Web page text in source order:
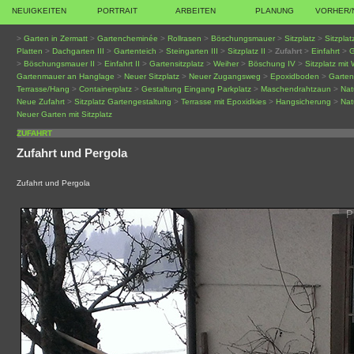
NEUIGKEITEN PORTRAIT ARBEITEN PLANUNG VORHER/
>Garten in Zermatt >Gartencheminée >Rollrasen >Böschungsmauer >Sitzplatz >
Platten >Dachgarten III >Gartenteich >Steingarten III >Sitzplatz II > Zufahrt >Einfahrt >
>Böschungsmauer II >Einfahrt II >Gartensitzplatz >Weiher >Böschung IV >Sitzplatz mit
Gartenmauer an Hanglage >Neuer Sitzplatz >Neuer Zugangsweg >Epoxidboden >
Terrasse/Hang >Containerplatz >Gestaltung Eingang Parkplatz >Maschendrahtzaun >
Neue Zufahrt >Sitzplatz Gartengestaltung >Terrasse mit Epoxidkies >Hangsicherung >
Neuer Garten mit Sitzplatz
ZUFAHRT
Zufahrt und Pergola
Zufahrt und Pergola